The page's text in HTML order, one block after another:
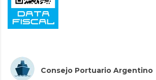
Consejo Portuario Argentino